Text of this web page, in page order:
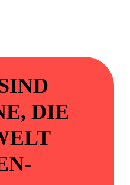
DIE